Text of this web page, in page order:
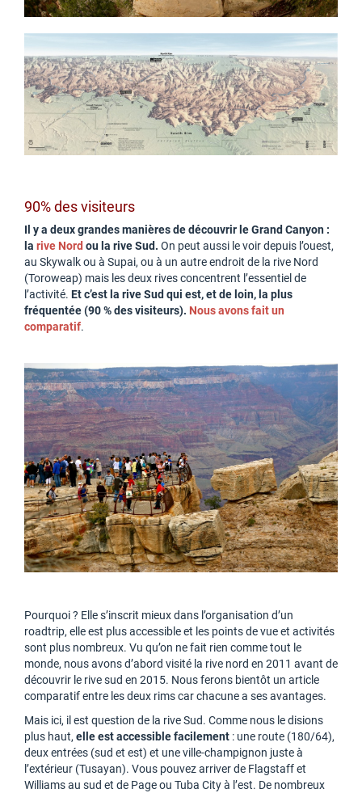
90% des visiteurs
Il y a deux grandes manières de découvrir le Grand Canyon :
la rive Nord ou la rive Sud. On peut aussi le voir depuis l’ouest,
au Skywalk ou à Supai, ou à un autre endroit de la rive Nord
(Toroweap) mais les deux rives concentrent l’essentiel de
l’activité. Et c’est la rive Sud qui est, et de loin, la plus
fréquentée (90 % des visiteurs). Nous avons fait un
comparatif.
Pourquoi ? Elle s’inscrit mieux dans l’organisation d’un
roadtrip, elle est plus accessible et les points de vue et activités
sont plus nombreux. Vu qu’on ne fait rien comme tout le
monde, nous avons d’abord visité la rive nord en 2011 avant de
découvrir le rive sud en 2015. Nous ferons bientôt un article
comparatif entre les deux rims car chacune a ses avantages.
Mais ici, il est question de la rive Sud. Comme nous le disions
plus haut, elle est accessible facilement : une route (180/64),
deux entrées (sud et est) et une ville-champignon juste à
l’extérieur (Tusayan). Vous pouvez arriver de Flagstaff et
Williams au sud et de Page ou Tuba City à l’est. De nombreux